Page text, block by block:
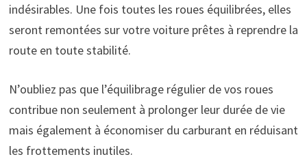
indésirables. Une fois toutes les roues équilibrées, elles
seront remontées sur votre voiture prêtes à reprendre la
route en toute stabilité.
N’oubliez pas que l’équilibrage régulier de vos roues
contribue non seulement à prolonger leur durée de vie
mais également à économiser du carburant en réduisant
les frottements inutiles.